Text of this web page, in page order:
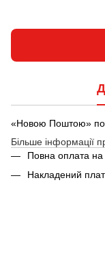
«Новою Поштою» по
Більше інформації
Повна оплата на
Накладений